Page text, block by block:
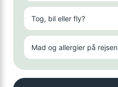
Tog, bil eller fly?
Mad og allergier på rejsen